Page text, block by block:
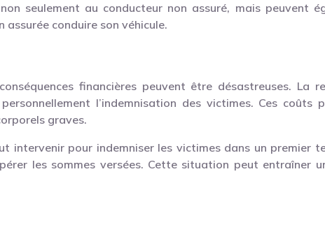
seulement au conducteur non assuré, mais peuvent
assurée conduire son véhicule.
financières peuvent être désastreuses. La
l’indemnisation des victimes. Ces coûts
graves.
intervenir pour indemniser les victimes dans un premier
les sommes versées. Cette situation peut entraîner